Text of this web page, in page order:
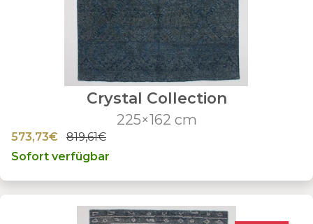
Crystal Collection
225×162 cm
573,73€
819,61€
Sofort verfügbar